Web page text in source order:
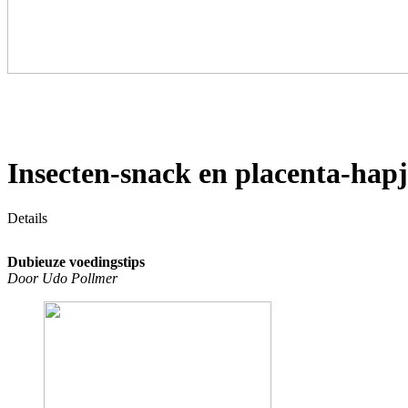
Insecten-snack en placenta-
Details
Dubieuze voedingstips
Door Udo Pollmer